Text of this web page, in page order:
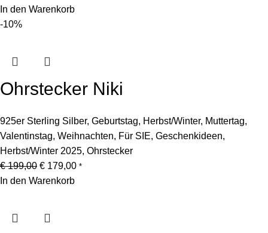
In den Warenkorb
-10%
Ohrstecker Niki
925er Sterling Silber, Geburtstag, Herbst/Winter, Muttertag,
Valentinstag, Weihnachten, Für SIE, Geschenkideen,
Herbst/Winter 2025, Ohrstecker
€199,00 Ursprünglicher
Preis
€ 179,00Aktueller
*
In den Warenkorb